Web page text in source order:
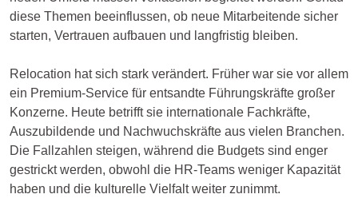
diese Themen beeinflussen, ob neue Mitarbeitende sicher
starten, Vertrauen aufbauen und langfristig bleiben.
Relocation hat sich stark verändert. Früher war sie vor allem
ein Premium-Service für entsandte Führungskräfte großer
Konzerne. Heute betrifft sie internationale Fachkräfte,
Auszubildende und Nachwuchskräfte aus vielen Branchen.
Die Fallzahlen steigen, während die Budgets sind enger
gestrickt werden, obwohl die HR-Teams weniger Kapazität
haben und die kulturelle Vielfalt weiter zunimmt.